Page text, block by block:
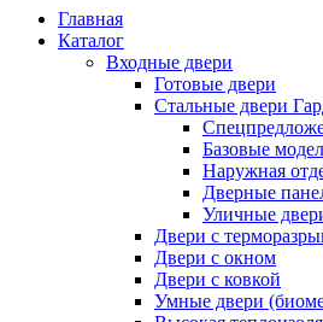
Главная
Каталог
Входные двери
Готовые двери
Стальные двери
Базовые
Наружная
Дверные
Уличные
Двери с
Двери с окном
Двери с ковкой
Умные двери